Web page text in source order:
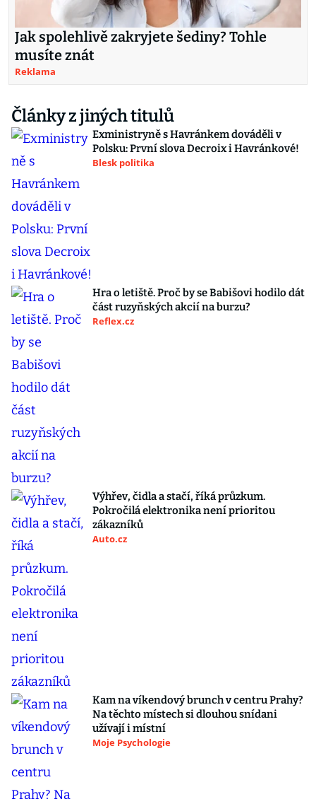
Jak spolehlivě zakryjete šediny? Tohle
musíte znát
Reklama
Články z jiných titulů
Exministryně s Havránkem dováděli v
Polsku: První slova Decroix i Havránkové!
Blesk politika
Hra o letiště. Proč by se Babišovi hodilo dát
část ruzyňských akcií na burzu?
Reflex.cz
Výhřev, čidla a stačí, říká průzkum.
Pokročilá elektronika není prioritou
zákazníků
Auto.cz
Kam na víkendový brunch v centru Prahy?
Na těchto místech si dlouhou snídani
užívají i místní
Moje Psychologie